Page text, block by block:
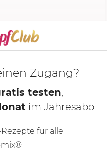
STARTEN
Zugang?
testen,
im Jahresabo
für alle